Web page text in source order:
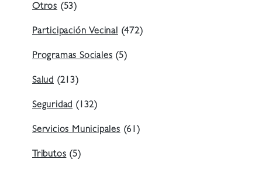
Otros (53)
Participación Vecinal (472)
Programas Sociales (5)
Salud (213)
Seguridad (132)
Servicios Municipales (61)
Tributos (5)